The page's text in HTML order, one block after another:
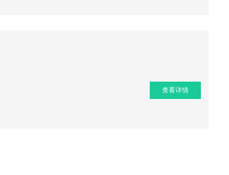
查看详情